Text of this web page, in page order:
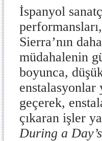
İspanyol
Sierra’nın
müdahalenin
boyunca,
geçerek,
çıkaran işler
During a